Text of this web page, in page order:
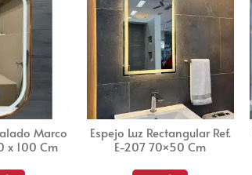
Marco
x 100 Cm
Espejo Luz Rectangular Ref.
E-207 70×50 Cm